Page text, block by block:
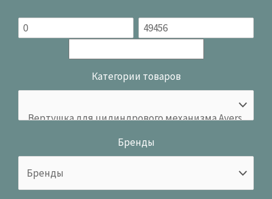
Категории товаров
Бренды